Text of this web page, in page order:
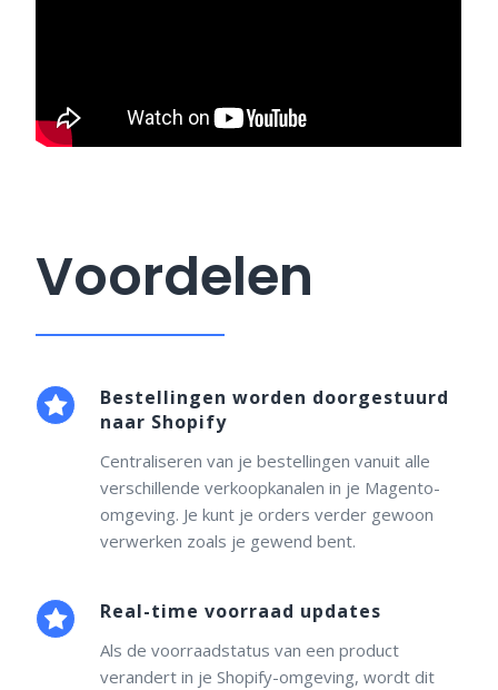
Voordelen
Bestellingen worden doorgestuurd
naar Shopify
Centraliseren van je bestellingen vanuit alle
verschillende verkoopkanalen in je Magento-
omgeving. Je kunt je orders verder gewoon
verwerken zoals je gewend bent.
Real-time voorraad updates
Als de voorraadstatus van een product
verandert in je Shopify-omgeving, wordt dit